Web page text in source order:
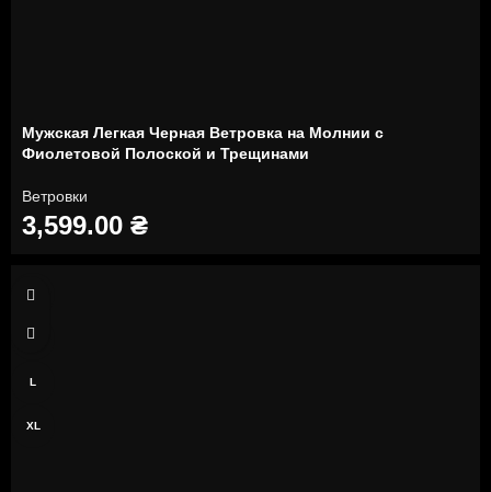
Мужская Легкая Черная Ветровка на Молнии с
Фиолетовой Полоской и Трещинами
Ветровки
3,599.00 ₴
S
M
L
XL